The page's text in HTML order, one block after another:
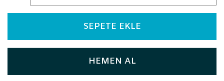
SEPETE EKLE
HEMEN AL